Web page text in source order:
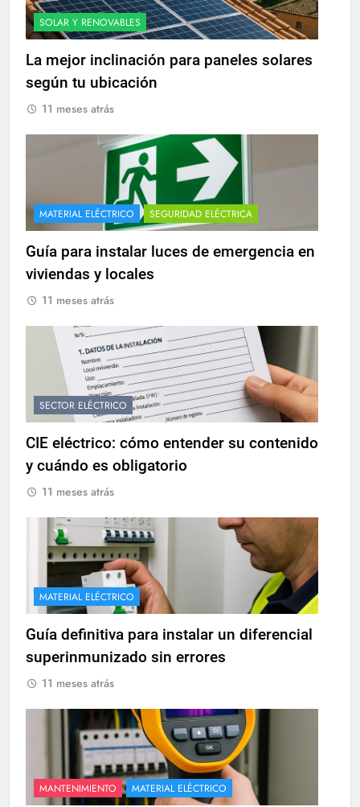
SOLAR Y RENOVABLES
La mejor inclinación para paneles solares
según tu ubicación
11 meses atrás
MATERIAL ELÉCTRICO SEGURIDAD ELÉCTRICA
Guía para instalar luces de emergencia en
viviendas y locales
11 meses atrás
SECTOR ELÉCTRICO
CIE eléctrico: cómo entender su contenido
y cuándo es obligatorio
11 meses atrás
MATERIAL ELÉCTRICO
Guía definitiva para instalar un diferencial
superinmunizado sin errores
11 meses atrás
MANTENIMIENTO MATERIAL ELÉCTRICO